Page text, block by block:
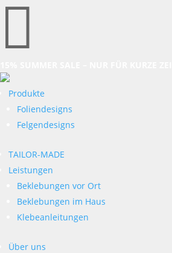

Produkte
Foliendesigns
Felgendesigns
TAILOR-MADE
Leistungen
Beklebungen vor Ort
Beklebungen im Haus
Klebeanleitungen
Über uns